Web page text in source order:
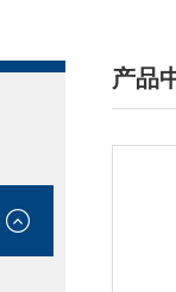
产品
/